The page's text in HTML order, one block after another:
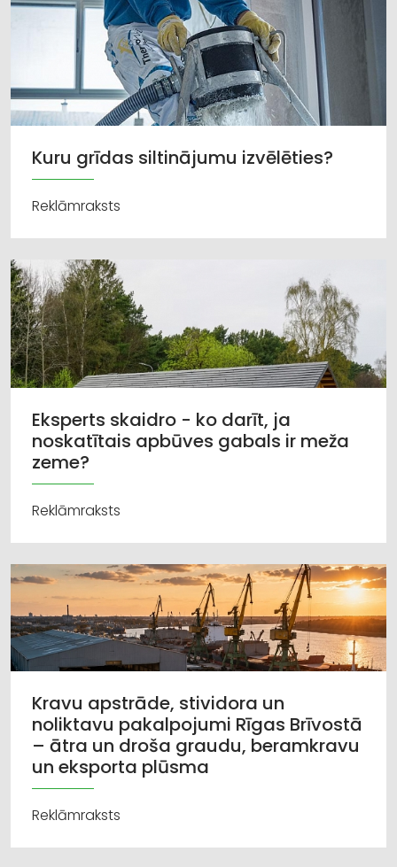
Kuru grīdas siltinājumu izvēlēties?
Reklāmraksts
Eksperts skaidro - ko darīt, ja
noskatītais apbūves gabals ir meža
zeme?
Reklāmraksts
Kravu apstrāde, stividora un
noliktavu pakalpojumi Rīgas Brīvostā
– ātra un droša graudu, beramkravu
un eksporta plūsma
Reklāmraksts